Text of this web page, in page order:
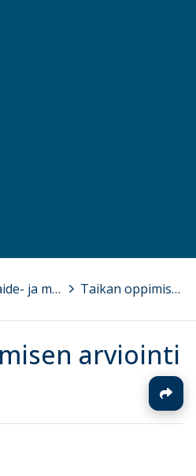
Taide- ja muotoilukoulu TAIKA > Taikan oppimisen arviointi
arviointi